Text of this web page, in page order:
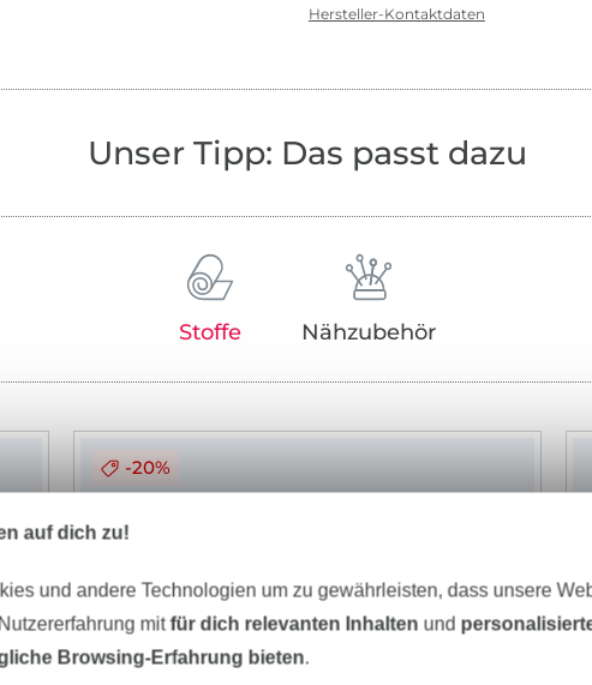
Hersteller-Kontaktdaten
Unser Tipp: Das passt dazu
Stoffe Nähzubehör
-20%
auf dich zu!
und andere Technologien um zu gewährleisten, dass unsere
mitfür dich relevanten Inhalten und
Browsing-Erfahrung bieten.